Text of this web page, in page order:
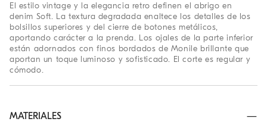
El estilo vintage y la elegancia retro definen el abrigo en
denim Soft. La textura degradada enaltece los detalles de los
bolsillos superiores y del cierre de botones metálicos,
aportando carácter a la prenda. Los ojales de la parte inferior
están adornados con finos bordados de Monile brillante que
aportan un toque luminoso y sofisticado. El corte es regular y
cómodo.
MATERIALES